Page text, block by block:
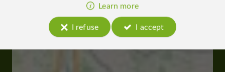
Learn more
I refuse
I accept